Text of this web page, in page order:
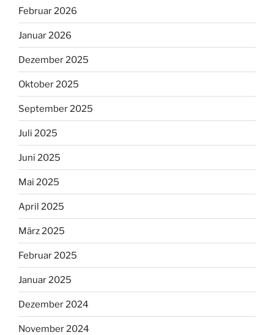
Februar 2026
Januar 2026
Dezember 2025
Oktober 2025
September 2025
Juli 2025
Juni 2025
Mai 2025
April 2025
März 2025
Februar 2025
Januar 2025
Dezember 2024
November 2024